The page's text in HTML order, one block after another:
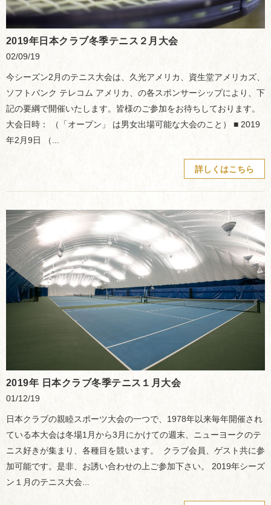
2019年日本クラブ冬季テニス２月大会
02/09/19
今シーズン2月のテニス大会は、久光アメリカ、資生堂アメリカズ、
ソフトバンク テレコム アメリカ、の各スポンサーシップにより、下
記の要綱で開催いたします。皆様のご参加をお待ちしております。
大会日時： （「オープン」 は男女出場可能な大会のこと） ■ 2019
年2月9日 （...
詳しくはこちら
2019年 日本クラブ冬季テニス１月大会
01/12/19
日本クラブの親睦スポーツ大会の一つで、1978年以来毎年開催され
ている本大会は冬場1月から3月にかけての週末、ニューヨークのテ
ニス好きが集まり、各種目を競います。 クラブ会員、ゲスト共に参
加可能です。是非、お誘い合わせの上ご参加下さい。 2019年シーズ
ン１月のテニス大会...